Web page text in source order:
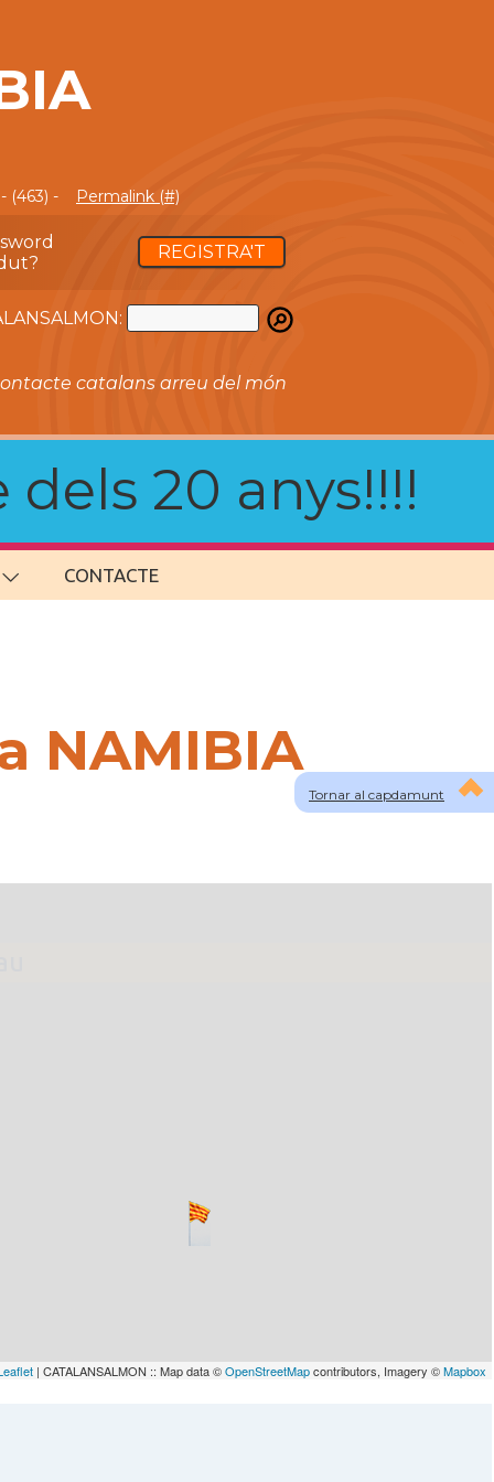
- Permalink (#)
REGISTRA'T
catalans arreu del món
20 anys!!!!
CONTACTE
Tornar al capdamunt
NAMIBIA
| CATALANSALMON :: Map data ©OpenStreetMapcontributors, Imagery ©Mapbox